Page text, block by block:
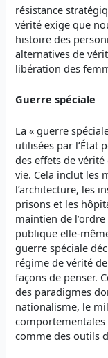
résistance
vérité exige que
histoire des
alternatives de
libération des
Guerre spéciale
La « guerre
utilisées par l’État
des effets de
vie. Cela inclut les
l’architecture, les
prisons et les
maintien de
publique elle-
guerre spéciale
régime de vérité
façons de penser.
des paradigmes
nationalisme, le
comme des outils